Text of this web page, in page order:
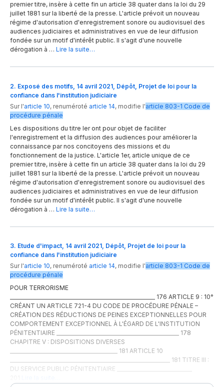
premier titre, insère à cette fin un article 38 quater dans la loi du 29
juillet 1881 sur la liberté de la presse. L'article prévoit un nouveau
régime d'autorisation d'enregistrement sonore ou audiovisuel des
audiences judiciaires et administratives en vue de leur diffusion
fondée sur un motif d'intérêt public. Il s'agit d'une nouvelle
dérogation à … Lire la suite…
2. Exposé des motifs, 14 avril 2021, Dépôt, Projet de loi pour la
confiance dans l'institution judiciaire
Sur l'article 10, renuméroté article 14, modifie l'article 803-1 Code de
procédure pénale
Les dispositions du titre Ier ont pour objet de faciliter
l'enregistrement et la diffusion des audiences pour améliorer la
connaissance par nos concitoyens des missions et du
fonctionnement de la justice. L'article 1er, article unique de ce
premier titre, insère à cette fin un article 38 quater dans la loi du 29
juillet 1881 sur la liberté de la presse. L'article prévoit un nouveau
régime d'autorisation d'enregistrement sonore ou audiovisuel des
audiences judiciaires et administratives en vue de leur diffusion
fondée sur un motif d'intérêt public. Il s'agit d'une nouvelle
dérogation à … Lire la suite…
3. Etude d'impact, 14 avril 2021, Dépôt, Projet de loi pour la
confiance dans l'institution judiciaire
Sur l'article 10, renuméroté article 14, modifie l'article 803-1 Code de
procédure pénale
POUR TERRORISME
__________________________________________________________ 176 ARTICLE 9 : 10°
CRÉANT UN ARTICLE 721-4 DU CODE DE PROCÉDURE PÉNALE –
CRÉATION DES RÉDUCTIONS DE PEINES EXCEPTIONNELLES POUR
COMPORTEMENT EXCEPTIONNEL À L'ÉGARD DE L'INSTITUTION
PÉNITENTIAIRE _________________________________________________ 178
CHAPITRE V : DISPOSITIONS DIVERSES
___________________________________________ 181 ARTICLE 10
________________________________________________________________ 181 TITRE III :
DU SERVICE PUBLIC PÉNITENTIAIRE ______________________________